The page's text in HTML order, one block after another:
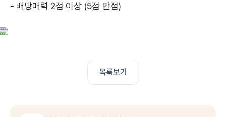
- 배당매력 2점 이상 (5점 만점)
목록보기